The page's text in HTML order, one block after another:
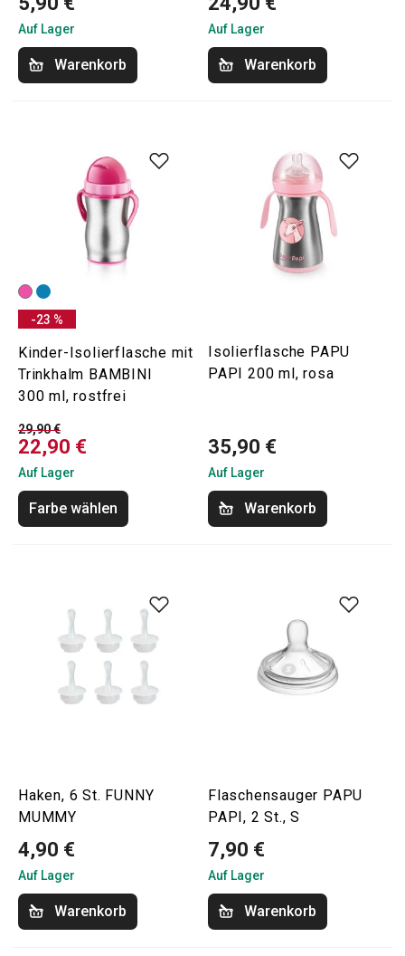
Auf Lager
Warenkorb
Auf Lager
Warenkorb
-23 %
Kinder-Isolierflasche mit
Trinkhalm BAMBINI
300 ml, rostfrei
29,90 €
22,90 €
Auf Lager
Farbe wählen
Isolierflasche PAPU
PAPI 200 ml, rosa
35,90 €
Auf Lager
Warenkorb
Haken, 6 St. FUNNY
MUMMY
4,90 €
Auf Lager
Warenkorb
Flaschensauger PAPU
PAPI, 2 St., S
7,90 €
Auf Lager
Warenkorb